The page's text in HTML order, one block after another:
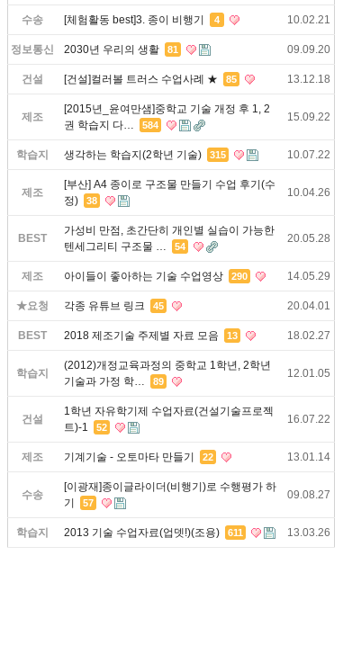
수송 [체험활동 best]3. 종이 비행기 4 10.02.21
정보통신 2030년 우리의 생활 81 09.09.20
건설 [건설]컬러볼 트러스 수업사례 ★ 85 13.12.18
제조
[2015년_윤여만샘]중학교 기술 개정 후 1, 2
권 학습지 다…
584
15.09.22
학습지 생각하는 학습지(2학년 기술) 315 10.07.22
제조
[부산] A4 종이로 구조물 만들기 수업 후기(수
정)
38
10.04.26
BEST
가성비 만점, 초간단히 개인별 실습이 가능한
텐세그리티 구조물 …
54
20.05.28
제조 아이들이 좋아하는 기술 수업영상 290 14.05.29
★요청 각종 유튜브 링크 45 20.04.01
BEST 2018 제조기술 주제별 자료 모음 13 18.02.27
학습지
(2012)개정교육과정의 중학교 1학년, 2학년
기술과 가정 학…
89
12.01.05
건설
1학년 자유학기제 수업자료(건설기술프로젝
트)-1
52
16.07.22
제조 기계기술 - 오토마타 만들기 22 13.01.14
수송
[이광재]종이글라이더(비행기)로 수행평가 하
기
57
09.08.27
학습지 2013 기술 수업자료(업뎃!)(조용) 611 13.03.26